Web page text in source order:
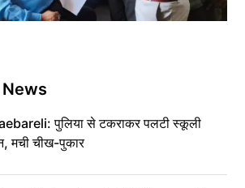
पुलिया से टकराकर पलटी स्कूली
मची चीख-पुकार